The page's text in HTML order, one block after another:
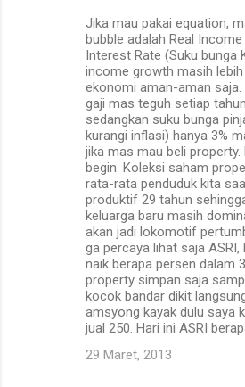
Jika mau pakai equation,
bubble adalah Real
Interest Rate (Suku bunga
income growth masih
ekonomi aman-aman saja.
gaji mas teguh setiap
sedangkan suku bunga
kurangi inflasi) hanya 3%
jika mas mau beli
begin. Koleksi saham
rata-rata penduduk kita
produktif 29 tahun
keluarga baru masih
akan jadi lokomotif
ga percaya lihat saja ASRI,
naik berapa persen dalam
property simpan saja
kocok bandar dikit
amsyong kayak dulu saya
jual 250. Hari ini ASRI
29 Maret, 2013